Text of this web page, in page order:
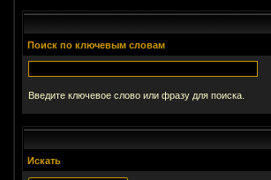
Поиск по ключевым словам
Введите ключевое слово или фразу для поиска.
Искать